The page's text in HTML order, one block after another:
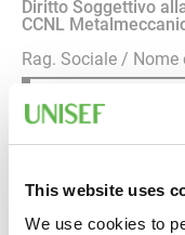
This website uses
We use cookies to
Diritto Soggettivo
CCNL
Rag. Sociale / Nome
Codice Fiscale